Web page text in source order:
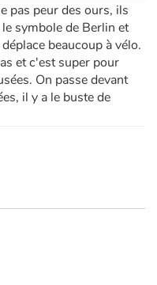
pas peur des ours, ils
symbole de Berlin et
beaucoup à vélo.
et c'est super pour
On passe devant
il y a le buste de